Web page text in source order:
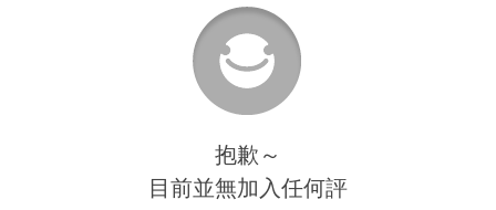
抱歉～
目前並無加入任何評